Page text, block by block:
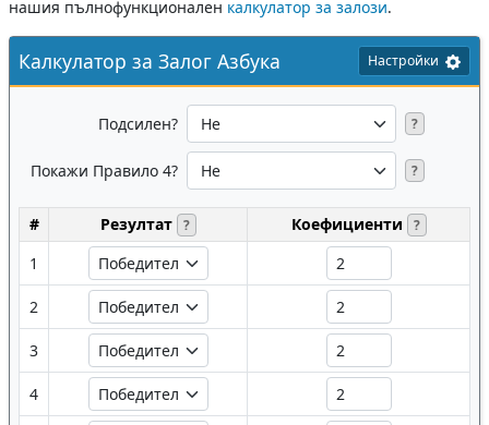
нашия пълнофункционален калкулатор за залози.
Калкулатор за Залог Азбука Настройки
Подсилен? ?
Покажи Правило 4? ?
# Резултат ? Коефициенти ?
1
2
3
4